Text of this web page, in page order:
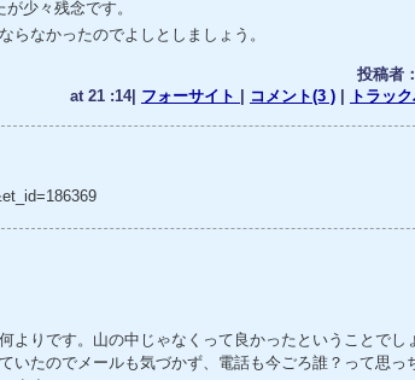
少々残念です。
らなかったのでよしとしましょう。
投稿者
at 21 :14| フォーサイト コメント(3 ) トラッ
よりです。山の中じゃなくって良かったということでし
いたのでメールも気づかず、電話も今ごろ誰？って思っ